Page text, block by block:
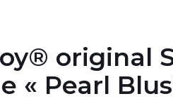
original
« Pearl